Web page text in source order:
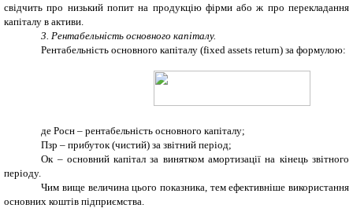
свідчить про низький попит на продукцію фірми або ж про перекладання
капіталу в активи.
3. Рентабельність основного капіталу.
Рентабельність основного капіталу (fixed assets return) за формулою:
де Росн – рентабельність основного капіталу;
Пзр – прибуток (чистий) за звітний період;
Ок – основний капітал за винятком амортизації на кінець звітного
періоду.
Чим вище величина цього показника, тем ефективніше використання
основних коштів підприємства.